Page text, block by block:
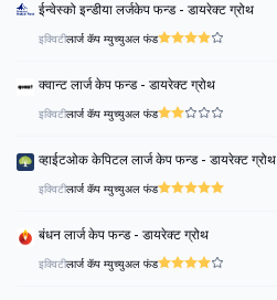
ईन्वेस्को इन्डीया लर्जकेप फन्ड - डायरेक्ट ग्रोथ
इक्विटीलार्ज कॅप म्युच्युअल फंड
क्वान्ट लार्ज केप फन्ड - डायरेक्ट ग्रोथ
इक्विटीलार्ज कॅप म्युच्युअल फंड
व्हाईटओक केपिटल लार्ज केप फन्ड - डायरेक्ट ग्रोथ
इक्विटीलार्ज कॅप म्युच्युअल फंड
बंधन लार्ज केप फन्ड - डायरेक्ट ग्रोथ
इक्विटीलार्ज कॅप म्युच्युअल फंड